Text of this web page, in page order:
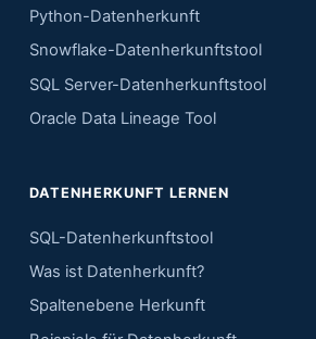
Python-Datenherkunft
Snowflake-Datenherkunftstool
SQL Server-Datenherkunftstool
Oracle Data Lineage Tool
DATENHERKUNFT LERNEN
SQL-Datenherkunftstool
Was ist Datenherkunft?
Spaltenebene Herkunft